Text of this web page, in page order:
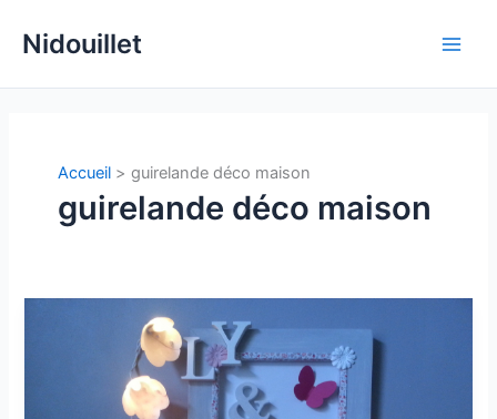
Nidouillet
Accueil guirelande déco maison
guirelande déco maison